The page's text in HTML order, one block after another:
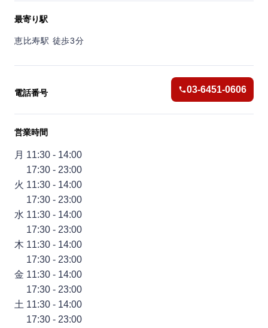
最寄り駅
恵比寿駅 徒歩3分
電話番号 03-6451-0606
営業時間
月 11:30 - 14:00
17:30 - 23:00
火 11:30 - 14:00
17:30 - 23:00
水 11:30 - 14:00
17:30 - 23:00
木 11:30 - 14:00
17:30 - 23:00
金 11:30 - 14:00
17:30 - 23:00
土 11:30 - 14:00
17:30 - 23:00